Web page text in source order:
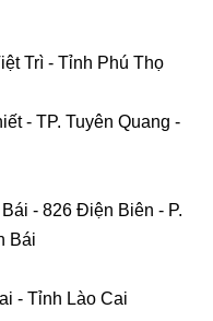
Trì - Tỉnh Phú Thọ
- TP. Tuyên Quang -
- 826 Điện Biên - P.
Bái
- Tỉnh Lào Cai